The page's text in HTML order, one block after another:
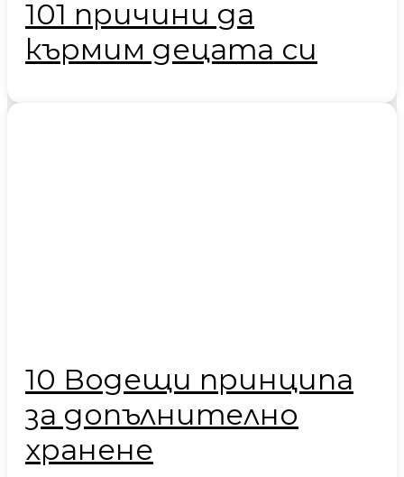
101 причини да
кърмим децата си
10 Водещи принципа
за допълнително
хранене